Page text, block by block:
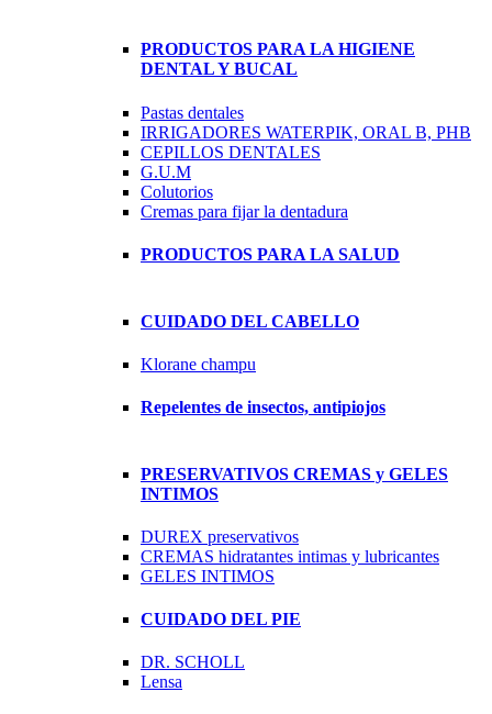
PRODUCTOS PARA LA HIGIENE
DENTAL Y BUCAL
Pastas dentales
IRRIGADORES WATERPIK, ORAL B, PHB
CEPILLOS DENTALES
G.U.M
Colutorios
Cremas para fijar la dentadura
PRODUCTOS PARA LA SALUD
CUIDADO DEL CABELLO
Klorane champu
Repelentes de insectos, antipiojos
PRESERVATIVOS CREMAS y GELES
INTIMOS
DUREX preservativos
CREMAS hidratantes intimas y lubricantes
GELES INTIMOS
CUIDADO DEL PIE
DR. SCHOLL
Lensa